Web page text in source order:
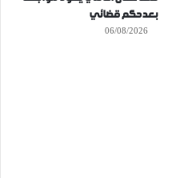
بعدحكم قضائي
06/08/2026